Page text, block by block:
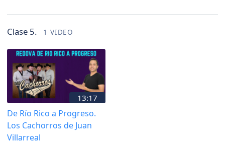
Clase 5. 1 VIDEO
13:17
De Río Rico a Progreso.
Los Cachorros de Juan
Villarreal